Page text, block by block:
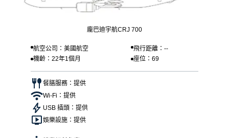
龐巴迪宇航CRJ 700
航空公司：美國航空
飛行距離：--
機齡：22年1個月
座位：69
餐膳服務：提供
Wi-Fi：提供
USB 插頭：提供
娛樂設施：提供